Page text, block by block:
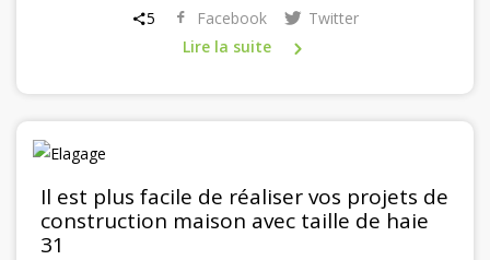
5 Facebook
Twitter
Lire la suite
Il est plus facile de réaliser vos projets de
construction maison avec taille de haie
31